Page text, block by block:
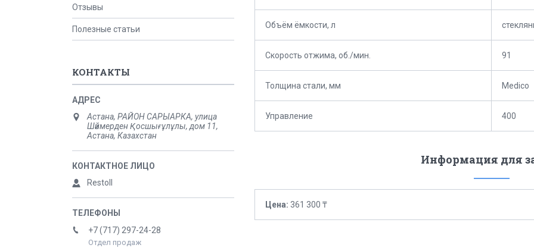
Объём ёмкости, л
Скорость отжима, об./мин. 91
Толщина стали, мм Medico
Управление 400
Информация для
Цена: 361 300 ₸
Отзывы
Полезные статьи
КОНТАКТЫ
Астана, РАЙОН САРЫАРКА, улица
Шәймерден Қосшығұлұлы, дом 11,
Астана, Казахстан
Restoll
+7 (717) 297-24-28
Отдел продаж